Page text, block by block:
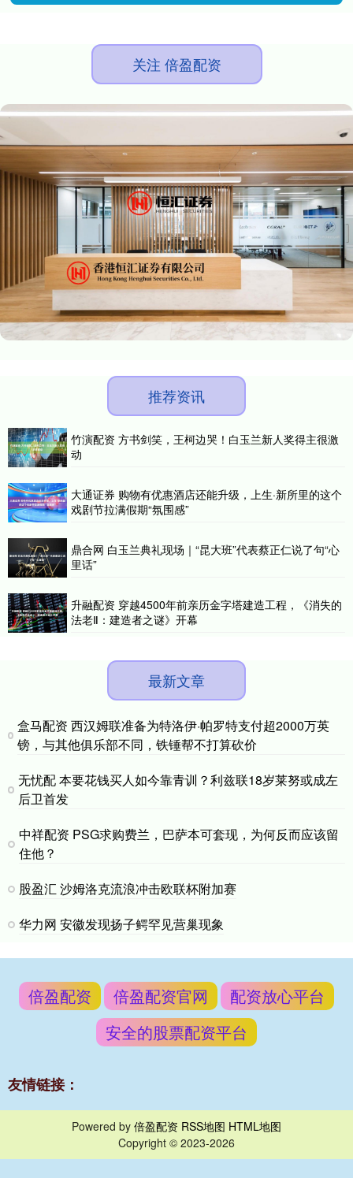
关注 倍盈配资
推荐资讯
竹演配资 方书剑笑，王柯边哭！白玉兰新人奖得主很激
动
大通证券 购物有优惠酒店还能升级，上生·新所里的这个
戏剧节拉满假期“氛围感”
鼎合网 白玉兰典礼现场｜“昆大班”代表蔡正仁说了句“心
里话”
升融配资 穿越4500年前亲历金字塔建造工程，《消失的
法老Ⅱ：建造者之谜》开幕
最新文章
盒马配资 西汉姆联准备为特洛伊·帕罗特支付超2000万英
镑，与其他俱乐部不同，铁锤帮不打算砍价
无忧配 本要花钱买人如今靠青训？利兹联18岁莱努或成左
后卫首发
中祥配资 PSG求购费兰，巴萨本可套现，为何反而应该留
住他？
股盈汇 沙姆洛克流浪冲击欧联杯附加赛
华力网 安徽发现扬子鳄罕见营巢现象
倍盈配资 倍盈配资官网
配资放心平台
安全的股票配资平台
友情链接：
Powered by 倍盈配资 RSS地图 HTML地图
Copyright © 2023-2026